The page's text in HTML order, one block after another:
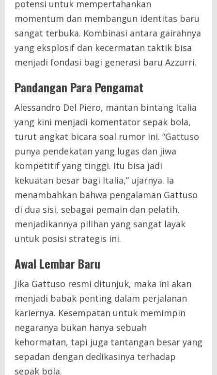
potensi untuk mempertahankan
momentum dan membangun identitas baru
sangat terbuka. Kombinasi antara gairahnya
yang eksplosif dan kecermatan taktik bisa
menjadi fondasi bagi generasi baru Azzurri.
Pandangan Para Pengamat
Alessandro Del Piero, mantan bintang Italia
yang kini menjadi komentator sepak bola,
turut angkat bicara soal rumor ini. “Gattuso
punya pendekatan yang lugas dan jiwa
kompetitif yang tinggi. Itu bisa jadi
kekuatan besar bagi Italia,” ujarnya. Ia
menambahkan bahwa pengalaman Gattuso
di dua sisi, sebagai pemain dan pelatih,
menjadikannya pilihan yang sangat layak
untuk posisi strategis ini.
Awal Lembar Baru
Jika Gattuso resmi ditunjuk, maka ini akan
menjadi babak penting dalam perjalanan
kariernya. Kesempatan untuk memimpin
negaranya bukan hanya sebuah
kehormatan, tapi juga tantangan besar yang
sepadan dengan dedikasinya terhadap
sepak bola.